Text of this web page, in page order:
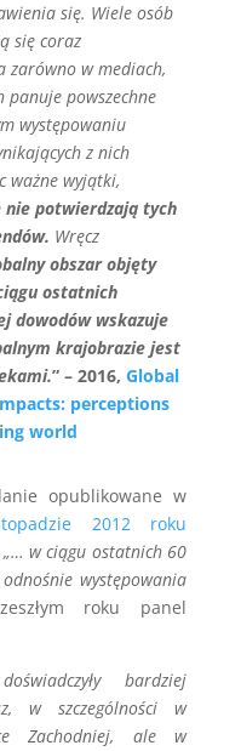
się. Wiele osób
się coraz
zarówno w mediach,
powszechne
występowaniu
z nich
ważne wyjątki,
nie potwierdzają tych
Wręcz
obszar objęty
ostatnich
dowodów wskazuje
krajobrazie jest
” – 2016, Global
perceptions
world
opublikowane w
2012 roku
„… w ciągu ostatnich 60
występowania
roku panel
bardziej
w szczególności w
Zachodniej, ale w